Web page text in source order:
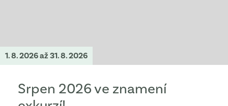
1. 8. 2026až 31. 8. 2026
Srpen 2026 ve znamení